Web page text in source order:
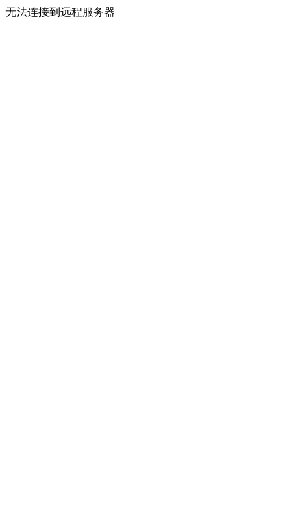
无法连接到远程服务器